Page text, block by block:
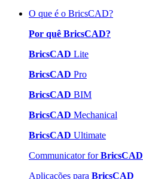
O que é o BricsCAD?
Por quê BricsCAD?
BricsCAD Lite
BricsCAD Pro
BricsCAD BIM
BricsCAD Mechanical
BricsCAD Ultimate
Communicator forBricsCAD
Aplicações para BricsCAD